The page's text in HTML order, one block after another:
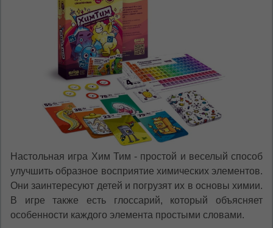
Настольная игра Хим Тим - простой и веселый способ
улучшить образное восприятие химических элементов.
Они заинтересуют детей и погрузят их в основы химии.
В игре также есть глоссарий, который объясняет
особенности каждого элемента простыми словами.